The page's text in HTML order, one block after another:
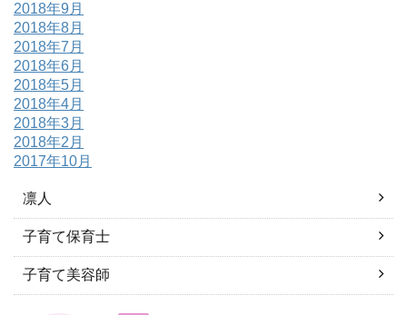
2018年9月
2018年8月
2018年7月
2018年6月
2018年5月
2018年4月
2018年3月
2018年2月
2017年10月
凛人
子育て保育士
子育て美容師